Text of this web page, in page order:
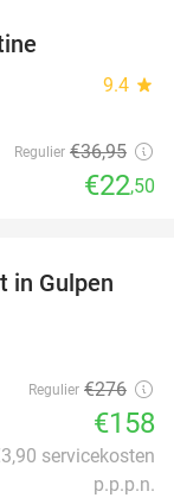
9.4 star
Regulier €36,95
€22,50
43%
in Gulpen
Regulier €276
€158
servicekosten
p.p.p.n.